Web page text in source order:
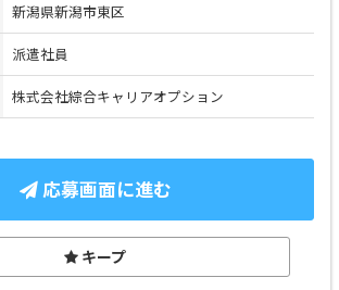
新潟県新潟市東区
派遣社員
株式会社綜合キャリアオプション
応募画面に進む
キープ